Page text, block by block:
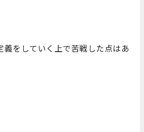
義をしていく上で苦戦した点はあ